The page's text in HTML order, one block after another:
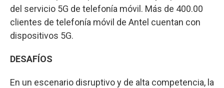
del servicio 5G de telefonía móvil. Más de 400.00
clientes de telefonía móvil de Antel cuentan con
dispositivos 5G.
DESAFÍOS
En un escenario disruptivo y de alta competencia, la